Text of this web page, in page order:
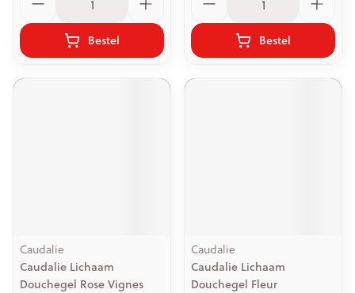
Bestel Bestel
Caudalie
Caudalie Lichaam
Douchegel Rose Vignes
Caudalie
Caudalie Lichaam
Douchegel Fleur